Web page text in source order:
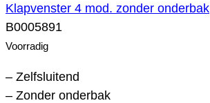
Klapvenster 4 mod. zonder onderbak
B0005891
Voorradig
– Zelfsluitend
– Zonder onderbak